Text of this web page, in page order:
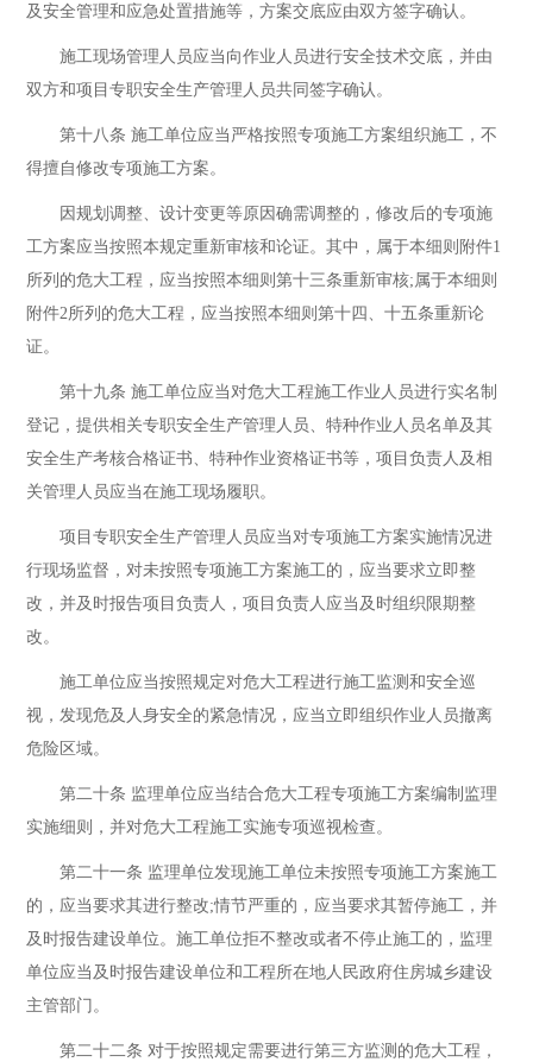
及安全管理和应急处置措施等，方案交底应由双方签字确认。
施工现场管理人员应当向作业人员进行安全技术交底，并由
双方和项目专职安全生产管理人员共同签字确认。
第十八条 施工单位应当严格按照专项施工方案组织施工，不
得擅自修改专项施工方案。
因规划调整、设计变更等原因确需调整的，修改后的专项施
工方案应当按照本规定重新审核和论证。其中，属于本细则附件1
所列的危大工程，应当按照本细则第十三条重新审核;属于本细则
附件2所列的危大工程，应当按照本细则第十四、十五条重新论
证。
第十九条 施工单位应当对危大工程施工作业人员进行实名制
登记，提供相关专职安全生产管理人员、特种作业人员名单及其
安全生产考核合格证书、特种作业资格证书等，项目负责人及相
关管理人员应当在施工现场履职。
项目专职安全生产管理人员应当对专项施工方案实施情况进
行现场监督，对未按照专项施工方案施工的，应当要求立即整
改，并及时报告项目负责人，项目负责人应当及时组织限期整
改。
施工单位应当按照规定对危大工程进行施工监测和安全巡
视，发现危及人身安全的紧急情况，应当立即组织作业人员撤离
危险区域。
第二十条 监理单位应当结合危大工程专项施工方案编制监理
实施细则，并对危大工程施工实施专项巡视检查。
第二十一条 监理单位发现施工单位未按照专项施工方案施工
的，应当要求其进行整改;情节严重的，应当要求其暂停施工，并
及时报告建设单位。施工单位拒不整改或者不停止施工的，监理
单位应当及时报告建设单位和工程所在地人民政府住房城乡建设
主管部门。
第二十二条 对于按照规定需要进行第三方监测的危大工程，